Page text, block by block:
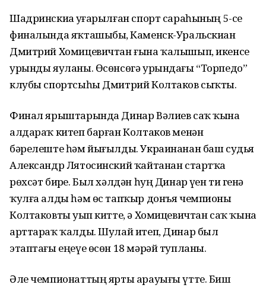
Шадринскиҙа уҙғарылған спорт сараһының 5-се
финалында яҡташыбыҙ, Каменск-Уральскиҙан
Дмитрий Хомицевичтан ғына ҡалышып, икенсе
урынды яуланы. Өсөнсөгә урындағы “Торпедо”
клубы спортсыһы Дмитрий Колтаков сыҡты.
Финал ярыштарында Динар Вәлиев саҡ ҡына
алдараҡ китеп барған Колтаков менән
бәрелеште һәм йығылды. Украинанан баш судья
Александр Лятосинский ҡайтанан стартҡа
рөхсәт бирҙе. Был хәлдән һуң Динар үҙен тиҙ генә
ҡулға алды һәм өс тапҡыр донъя чемпионы
Колтаковты уҙып китте, ә Хомицевичтан саҡ ҡына
арттараҡ ҡалды. Шулай итеп, Динар был
этаптағы еңеүе өсөн 18 мәрәй тупланы.
Әле чемпионаттың ярты арауығы үтте. Биш